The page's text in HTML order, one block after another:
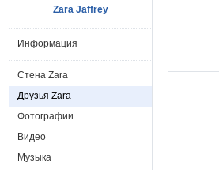
Zara Jaffrey
Информация
Стена Zara
Друзья Zara
Фотографии
Видео
Музыка